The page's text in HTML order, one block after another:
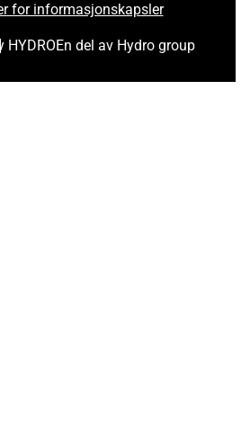
for informasjonskapsler
HYDROEn del av Hydro group